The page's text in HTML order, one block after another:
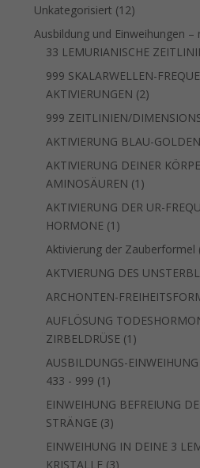
Unkategorisiert 1212
Produkte
Ausbildung und Einweihungen –
33 LEMURIANISCHE
999 SKALARWELLEN-
AKTIVIERUNGEN 22
Produkte
999 ZEITLINIEN/
AKTIVIERUNG BLAU-
AKTIVIERUNG DEINER
AMINOSÄUREN 1 1
Produkt
AKTIVIERUNG DER UR-
HORMONE 1 1
Produkt
Aktivierung der Zauberformel
AKTVIERUNG DES
ARCHONTEN-
AUFLÖSUNG
ZIRBELDRÜSE 1 1
Produkt
AUSBILDUNGS-
433 - 999 1 1
Produkt
EINWEIHUNG BEFREIUNG
STRÄNGE 33
Produkte
EINWEIHUNG IN DEINE 3
KRISTALLE 33